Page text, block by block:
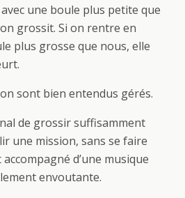
une boule plus petite que
grossit. Si on rentre en
plus grosse que nous, elle
sont bien entendus gérés.
de grossir suffisamment
une mission, sans se faire
d’une musique
envoutante.